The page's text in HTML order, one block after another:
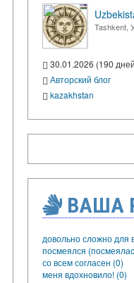
Tashkent,
30.01.2026 (190
Авторский блог
kazakhstan
ВАША
довольно сложно для
посмеялся
со всем согласен (0)
меня вдохновило! (0)